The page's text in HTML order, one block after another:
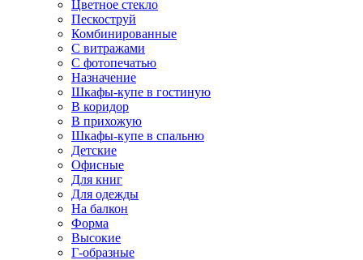
Цветное стекло
Пескоструй
Комбинированные
С витражами
С фотопечатью
Назначение
Шкафы-купе в гостиную
В коридор
В прихожую
Шкафы-купе в спальню
Детские
Офисные
Для книг
Для одежды
На балкон
Форма
Высокие
Г-образные